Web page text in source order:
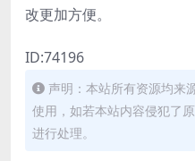
改更加方便。
ID:74196
声明：本站所有资源均来
使用，如若本站内容侵犯了
进行处理。